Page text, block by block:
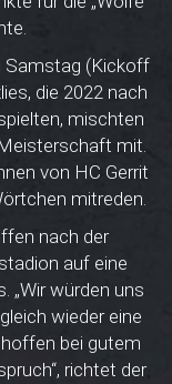
Samstag (Kickoff
die 2022 nach
mischten
mit.
von HC Gerrit
mitreden.
nach der
auf eine
„Wir würden uns
wieder eine
bei gutem
richtet der